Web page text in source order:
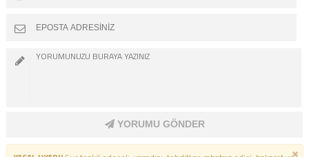
YORUMU GÖNDER